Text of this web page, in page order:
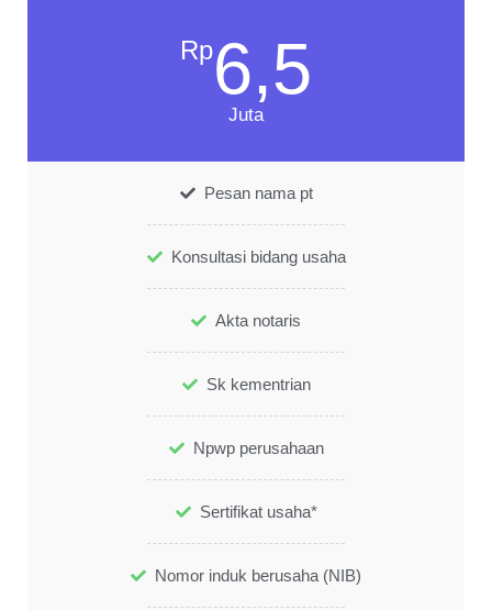
Rp6,5
Juta
Pesan nama pt
Konsultasi bidang usaha
Akta notaris
Sk kementrian
Npwp perusahaan
Sertifikat usaha*
Nomor induk berusaha (NIB)